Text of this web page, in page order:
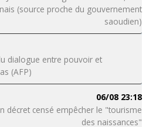
(source proche du gouvernement
saoudien)
dialogue entre pouvoir et
(AFP)
06/08 23:18
décret censé empêcher le "tourisme
des naissances"